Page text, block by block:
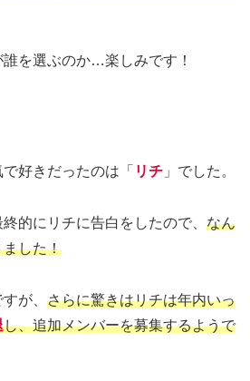
を選ぶのか…楽しみです！
好きだったのは「 リチ 」でした。
的にリチに告白をしたので、 なん
ました！
が、 さらに驚きはリチは年内いっ
し、追加メンバーを募集するようで